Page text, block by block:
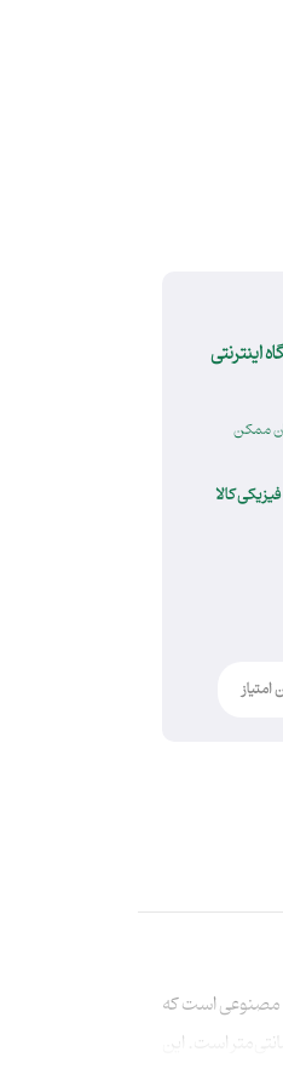
اینترنتی
ممکن
کالا
امتیاز
مصنوعی است که
عبارت «اشک تربت» با لیزر روی آن حک شده است. دستمال اشک بافت را آقای سیداحمد باقریان طراحی کرده است و عبارت «یا قتیل العبرات» روی آن نوشته شده و ابعاد آن 23 در 23 سانتی‌متر است. این